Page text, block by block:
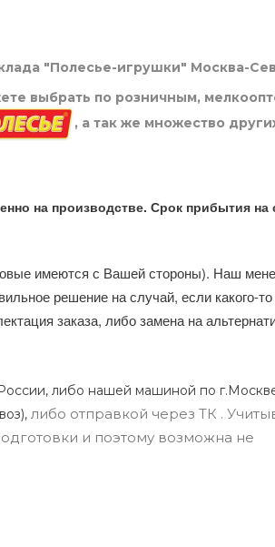
"Полесье-игрушки" Москва-
выбрать по розничным,
, а так же множество
на производстве. Срок прибытия на
имеются с Вашей стороны). Наш
решение на случай, если какого-
заказа, либо замена на
либо нашей машиной по
либо отправкой через ТК .
и поэтому возможна не